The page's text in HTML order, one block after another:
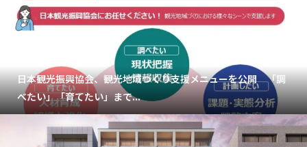
日本観光振興協会、観光地域づくり支援メニューを公開 「調
べたい」「育てたい」まで...